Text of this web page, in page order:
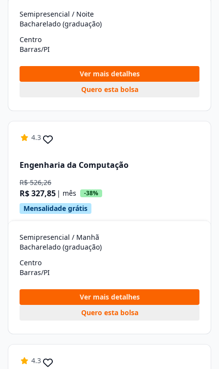
Semipresencial / Noite
Bacharelado (graduação)
Centro
Barras/PI
Ver mais detalhes
Quero esta bolsa
4.3
Engenharia da Computação
R$ 526,26
R$ 327,85 | mês -38%
Mensalidade grátis
Semipresencial / Manhã
Bacharelado (graduação)
Centro
Barras/PI
Ver mais detalhes
Quero esta bolsa
4.3